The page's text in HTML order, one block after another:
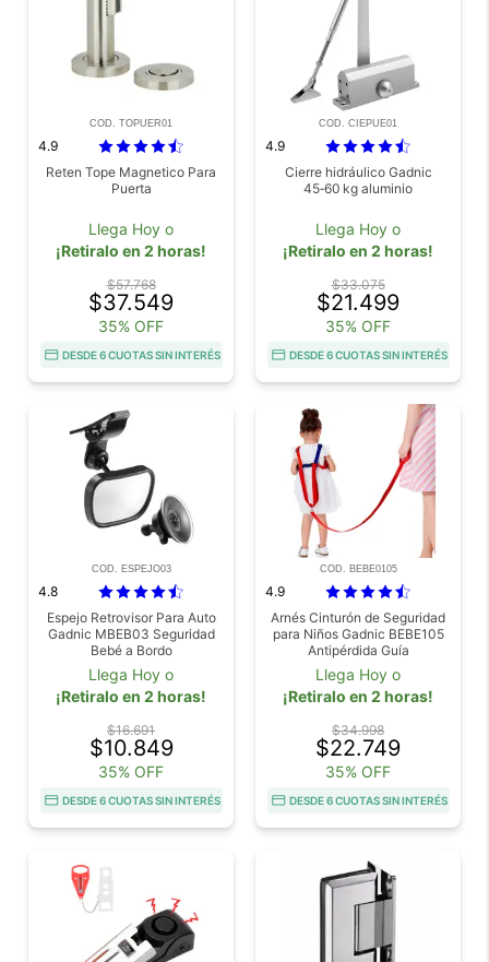
COD. TOPUER01
4.9
Reten Tope Magnetico Para
Puerta
Llega Hoy o
¡Retiralo en 2 horas!
$57.768
$37.549
35% OFF
DESDE 6 CUOTAS SIN INTERÉS
COD. CIEPUE01
4.9
Cierre hidráulico Gadnic
45‑60 kg aluminio
Llega Hoy o
¡Retiralo en 2 horas!
$33.075
$21.499
35% OFF
DESDE 6 CUOTAS SIN INTERÉS
COD. ESPEJO03
4.8
Espejo Retrovisor Para Auto
Gadnic MBEB03 Seguridad
Bebé a Bordo
Llega Hoy o
¡Retiralo en 2 horas!
$16.691
$10.849
35% OFF
DESDE 6 CUOTAS SIN INTERÉS
COD. BEBE0105
4.9
Arnés Cinturón de Seguridad
para Niños Gadnic BEBE105
Antipérdida Guía
Llega Hoy o
¡Retiralo en 2 horas!
$34.998
$22.749
35% OFF
DESDE 6 CUOTAS SIN INTERÉS